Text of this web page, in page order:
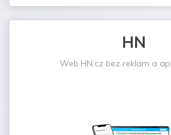
HN
Web HN.cz bez reklam a